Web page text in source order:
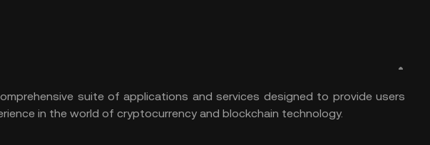
suite of applications and services designed to provide users
in the world of cryptocurrency and blockchain technology.